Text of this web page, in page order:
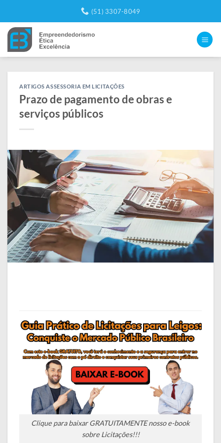
content
(51) 3307-8049
ARTIGOS ASSESSORIA EM LICITAÇÕES
Prazo de pagamento de obras e
serviços públicos
Clique para baixar GRATUITAMENTE nosso e-book
sobre Licitações!!!